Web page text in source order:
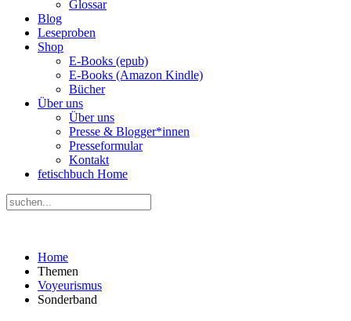
Glossar
Blog
Leseproben
Shop
E-Books (epub)
E-Books (Amazon Kindle)
Bücher
Über uns
Über uns
Presse & Blogger*innen
Presseformular
Kontakt
fetischbuch Home
Home
Themen
Voyeurismus
Sonderband